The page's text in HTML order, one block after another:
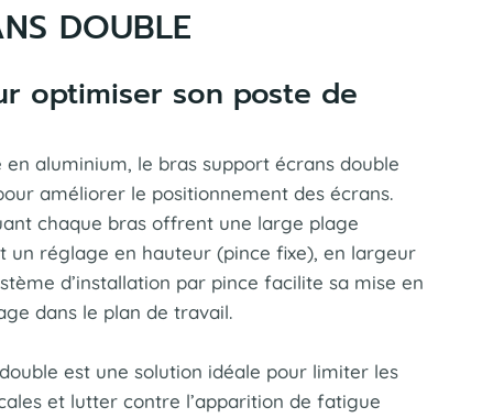
DOUBLE
optimiser son poste de
aluminium, le bras support écrans double
améliorer le positionnement des écrans.
chaque bras offrent une large plage
un réglage en hauteur (pince fixe), en largeur
d’installation par pince facilite sa mise en
dans le plan de travail.
est une solution idéale pour limiter les
et lutter contre l’apparition de fatigue